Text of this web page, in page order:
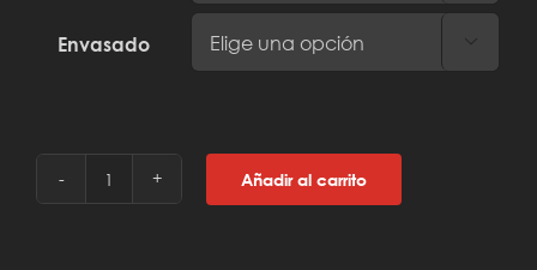
Envasado 
Pechuga
Añadir al carrito